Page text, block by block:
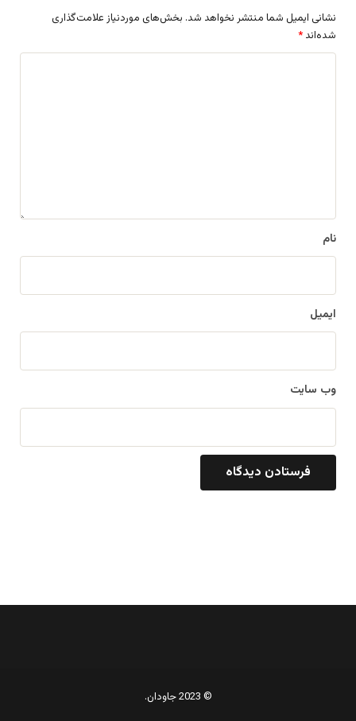
نشانی ایمیل شما منتشر نخواهد شد. بخش‌های موردنیاز علامت‌گذاری
شده‌اند *
نام
ایمیل
وب‌ سایت
© 2023 جاودان.